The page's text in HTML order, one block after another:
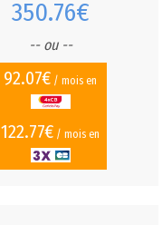
350.76€
-- ou --
92.07€ / mois en
122.77€ / mois en